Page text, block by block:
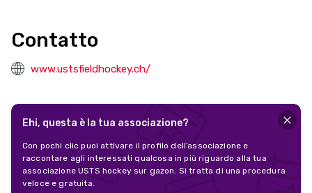
Contatto
www.ustsfieldhockey.ch/
Ehi, questa è la tua associazione?
Con pochi clic puoi attivare il profilo dell’associazione e
raccontare agli interessati qualcosa in più riguardo alla tua
associazione USTS hockey sur gazon. Si tratta di una procedura
veloce e gratuita.